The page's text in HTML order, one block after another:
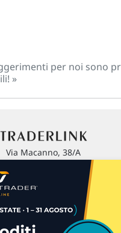
per noi sono
»
Via Macanno, 38/A
P.IVA 02 452 460 401
Chi siamo
e segnalazioni